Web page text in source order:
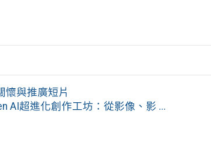
懷與推廣短片
AI超進化創作工坊：從影像、影 ...